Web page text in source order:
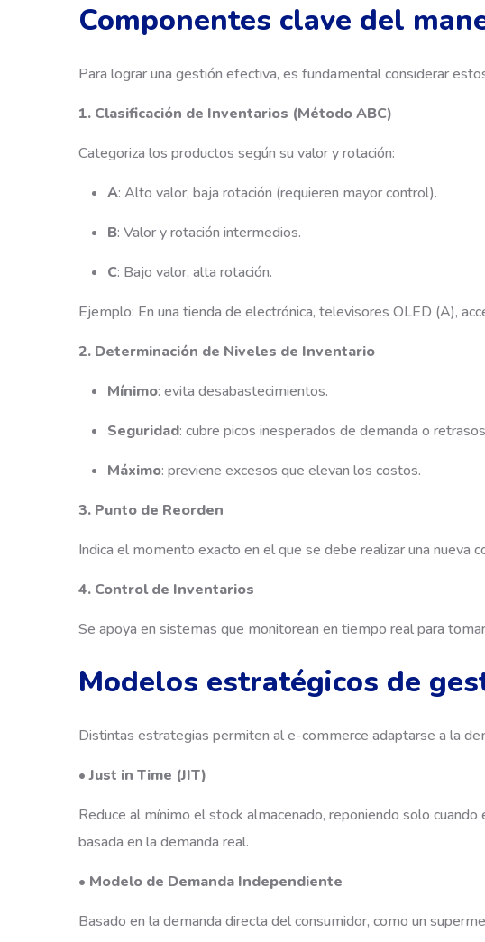
Componentes clave del
Para lograr una gestión efectiva, es fundamental considerar
1. Clasificación de Inventarios (Método ABC)
Categoriza los productos según su valor y rotación:
A: Alto valor, baja rotación (requieren mayor control).
B: Valor y rotación intermedios.
C: Bajo valor, alta rotación.
Ejemplo: En una tienda de electrónica, televisores OLED (A),
2. Determinación de Niveles de Inventario
Mínimo: evita desabastecimientos.
Seguridad: cubre picos inesperados de demanda o
Máximo: previene excesos que elevan los costos.
3. Punto de Reorden
Indica el momento exacto en el que se debe realizar una nueva
4. Control de Inventarios
Se apoya en sistemas que monitorean en tiempo real para
Modelos estratégicos de
Distintas estrategias permiten al e-commerce adaptarse a la
• Just in Time (JIT)
Reduce al mínimo el stock almacenado, reponiendo solo cuando
basada en la demanda real.
• Modelo de Demanda Independiente
Basado en la demanda directa del consumidor, como un